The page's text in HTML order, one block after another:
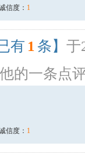
信度： 1
有 1 条】 于
的一条点
信度： 1